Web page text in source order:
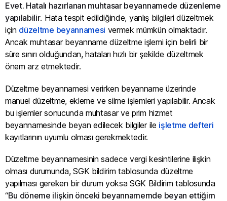
Evet. Hatalı hazırlanan muhtasar beyannamede düzenleme
yapılabilir. Hata tespit edildiğinde, yanlış bilgileri düzeltmek
için düzeltme beyannamesi vermek mümkün olmaktadır.
Ancak muhtasar beyanname düzeltme işlemi için belirli bir
süre sınırı olduğundan, hataları hızlı bir şekilde düzeltmek
önem arz etmektedir.
Düzeltme beyannamesi verirken beyanname üzerinde
manuel düzeltme, ekleme ve silme işlemleri yapılabilir. Ancak
bu işlemler sonucunda muhtasar ve prim hizmet
beyannamesinde beyan edilecek bilgiler ile işletme defteri
kayıtlarının uyumlu olması gerekmektedir.
Düzeltme beyannamesinin sadece vergi kesintilerine ilişkin
olması durumunda, SGK bildirim tablosunda düzeltme
yapılması gereken bir durum yoksa SGK Bildirim tablosunda
“Bu döneme ilişkin önceki beyannamemde beyan ettiğim